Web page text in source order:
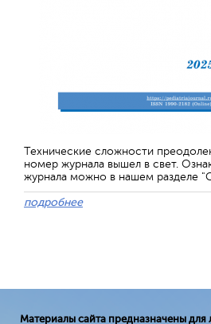
Технические сложности
номер журнала вышел в свет.
журнала можно в нашем разделе
подробнее
Материалы сайта предназначены для